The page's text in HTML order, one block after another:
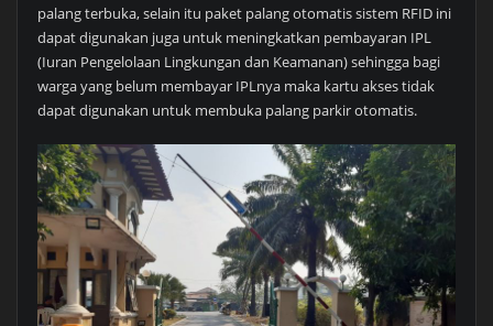
palang terbuka, selain itu paket palang otomatis sistem RFID ini
dapat digunakan juga untuk meningkatkan pembayaran IPL
(Iuran Pengelolaan Lingkungan dan Keamanan) sehingga bagi
warga yang belum membayar IPLnya maka kartu akses tidak
dapat digunakan untuk membuka palang parkir otomatis.